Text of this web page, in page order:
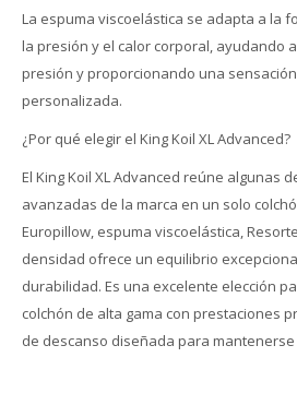
La espuma viscoelástica se adapta a la
la presión y el calor corporal, ayudando
presión y proporcionando una
personalizada.
¿Por qué elegir el King Koil XL Advanced?
El King Koil XL Advanced reúne algunas
avanzadas de la marca en un solo
Europillow, espuma viscoelástica,
densidad ofrece un equilibrio
durabilidad. Es una excelente elección
colchón de alta gama con prestaciones
de descanso diseñada para mantenerse